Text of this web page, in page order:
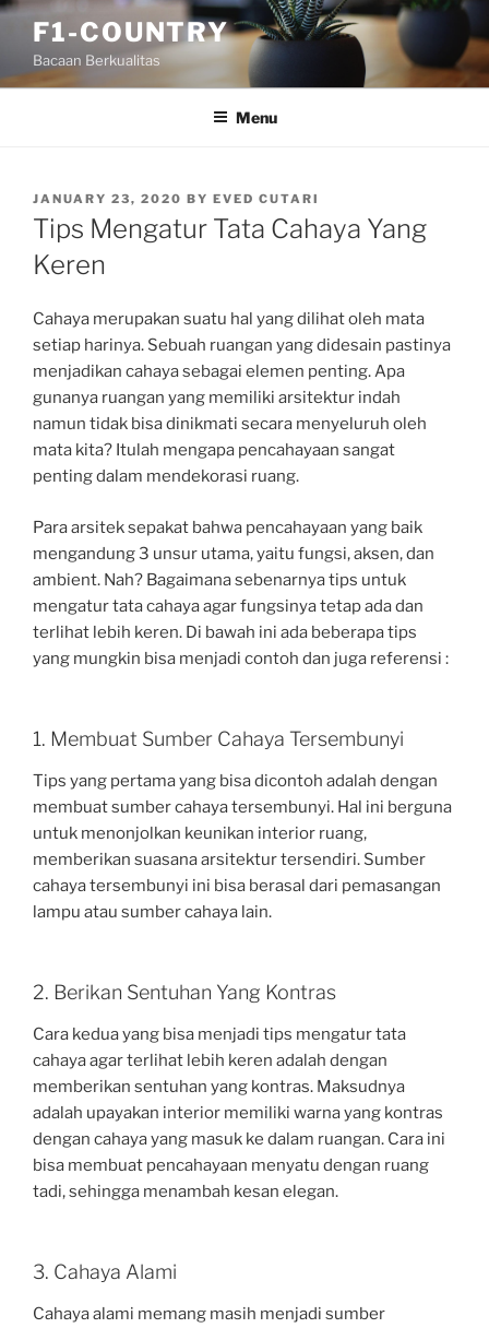
Skip
content
F1-COUNTRY
Bacaan Berkualitas
Menu
POSTED
ON
JANUARY 23, 2020 BY EVED CUTARI
Tips Mengatur Tata Cahaya Yang
Keren
Cahaya merupakan suatu hal yang dilihat oleh mata
setiap harinya. Sebuah ruangan yang didesain pastinya
menjadikan cahaya sebagai elemen penting. Apa
gunanya ruangan yang memiliki arsitektur indah
namun tidak bisa dinikmati secara menyeluruh oleh
mata kita? Itulah mengapa pencahayaan sangat
penting dalam mendekorasi ruang.
Para arsitek sepakat bahwa pencahayaan yang baik
mengandung 3 unsur utama, yaitu fungsi, aksen, dan
ambient. Nah? Bagaimana sebenarnya tips untuk
mengatur tata cahaya agar fungsinya tetap ada dan
terlihat lebih keren. Di bawah ini ada beberapa tips
yang mungkin bisa menjadi contoh dan juga referensi :
1. Membuat Sumber Cahaya Tersembunyi
Tips yang pertama yang bisa dicontoh adalah dengan
membuat sumber cahaya tersembunyi. Hal ini berguna
untuk menonjolkan keunikan interior ruang,
memberikan suasana arsitektur tersendiri. Sumber
cahaya tersembunyi ini bisa berasal dari pemasangan
lampu atau sumber cahaya lain.
2. Berikan Sentuhan Yang Kontras
Cara kedua yang bisa menjadi tips mengatur tata
cahaya agar terlihat lebih keren adalah dengan
memberikan sentuhan yang kontras. Maksudnya
adalah upayakan interior memiliki warna yang kontras
dengan cahaya yang masuk ke dalam ruangan. Cara ini
bisa membuat pencahayaan menyatu dengan ruang
tadi, sehingga menambah kesan elegan.
3. Cahaya Alami
Cahaya alami memang masih menjadi sumber